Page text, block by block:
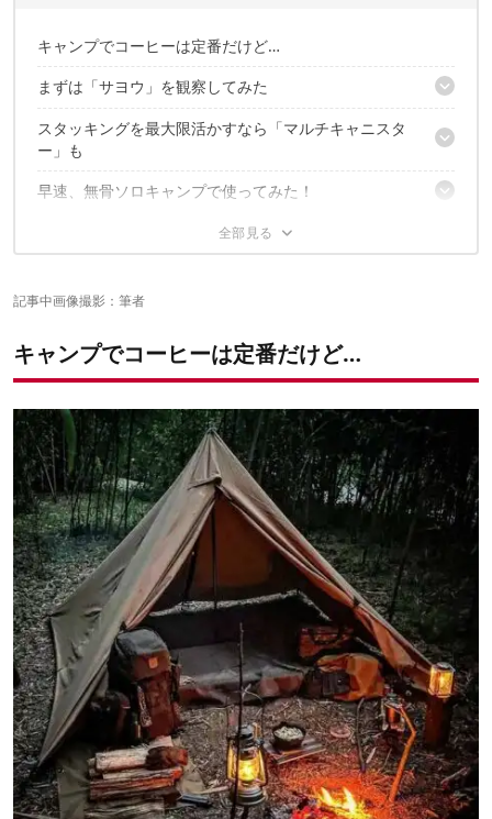
キャンプでコーヒーは定番だけど…
まずは「サヨウ」を観察してみた
落としても割れにくいトライタン製
茶漉し一体型で省スペース
ランチョンマットとしても使える収納ケース
スタッキングを最大限活かすなら「マルチキャニスタ
ー」も
お茶缶として「サヨウ」にスタッキングできる
早速、無骨ソロキャンプで使ってみた！
無骨サイトとの馴染みも上々…？
片付けに慣れが必要
記事中画像撮影：筆者
キャンプでコーヒーは定番だけど…